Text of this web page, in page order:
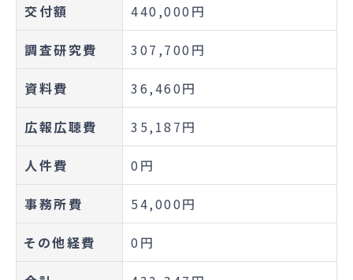
交付額 440,000円
調査研究費 307,700円
資料費 36,460円
広報広聴費 35,187円
人件費 0円
事務所費 54,000円
その他経費 0円